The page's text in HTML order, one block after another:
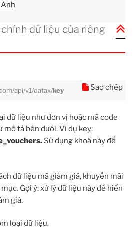
dữ liệu của riêng
Sao chép
api/v1/datax/key
dữ liệu như đơn vị hoặc mã code
mô tả bên dưới. Ví dụ key:
Sử dụng khoá này để
dữ liệu mã giảm giá, khuyến mãi
Gợi ý: xử lý dữ liệu này để hiển
giá.
loại dữ liệu.